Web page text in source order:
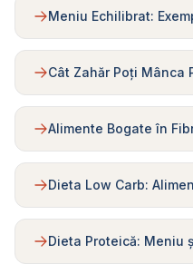
Meniu Echilibrat:
Cât Zahăr Poți Mânca
Alimente Bogate în
Dieta Low Carb:
Dieta Proteică: Meniu